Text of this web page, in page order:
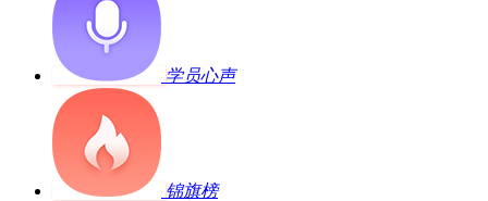
学员心声
锦旗榜